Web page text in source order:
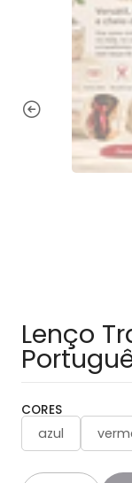
Lenço
CORES
azul